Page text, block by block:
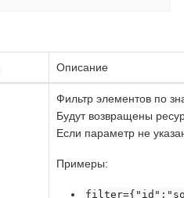
Описание
Фильтр элементов по
Будут возвращены
Если параметр не
Примеры: